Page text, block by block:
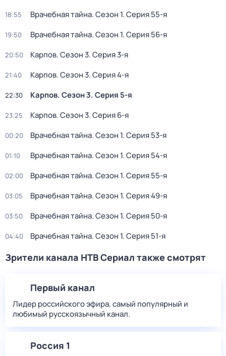
18:55 Врачебная тайна. Сезон 1. Серия 55-я
19:50 Врачебная тайна. Сезон 1. Серия 56-я
20:50 Карпов. Сезон 3. Серия 3-я
21:40 Карпов. Сезон 3. Серия 4-я
22:30 Карпов. Сезон 3. Серия 5-я
23:25 Карпов. Сезон 3. Серия 6-я
00:20 Врачебная тайна. Сезон 1. Серия 53-я
01:10 Врачебная тайна. Сезон 1. Серия 54-я
02:00 Врачебная тайна. Сезон 1. Серия 55-я
03:05 Врачебная тайна. Сезон 1. Серия 49-я
03:50 Врачебная тайна. Сезон 1. Серия 50-я
04:40 Врачебная тайна. Сезон 1. Серия 51-я
Зрители канала НТВ Сериал также смотрят
Первый канал
Лидер российского эфира, самый популярный и
любимый русскоязычный канал.
Россия 1